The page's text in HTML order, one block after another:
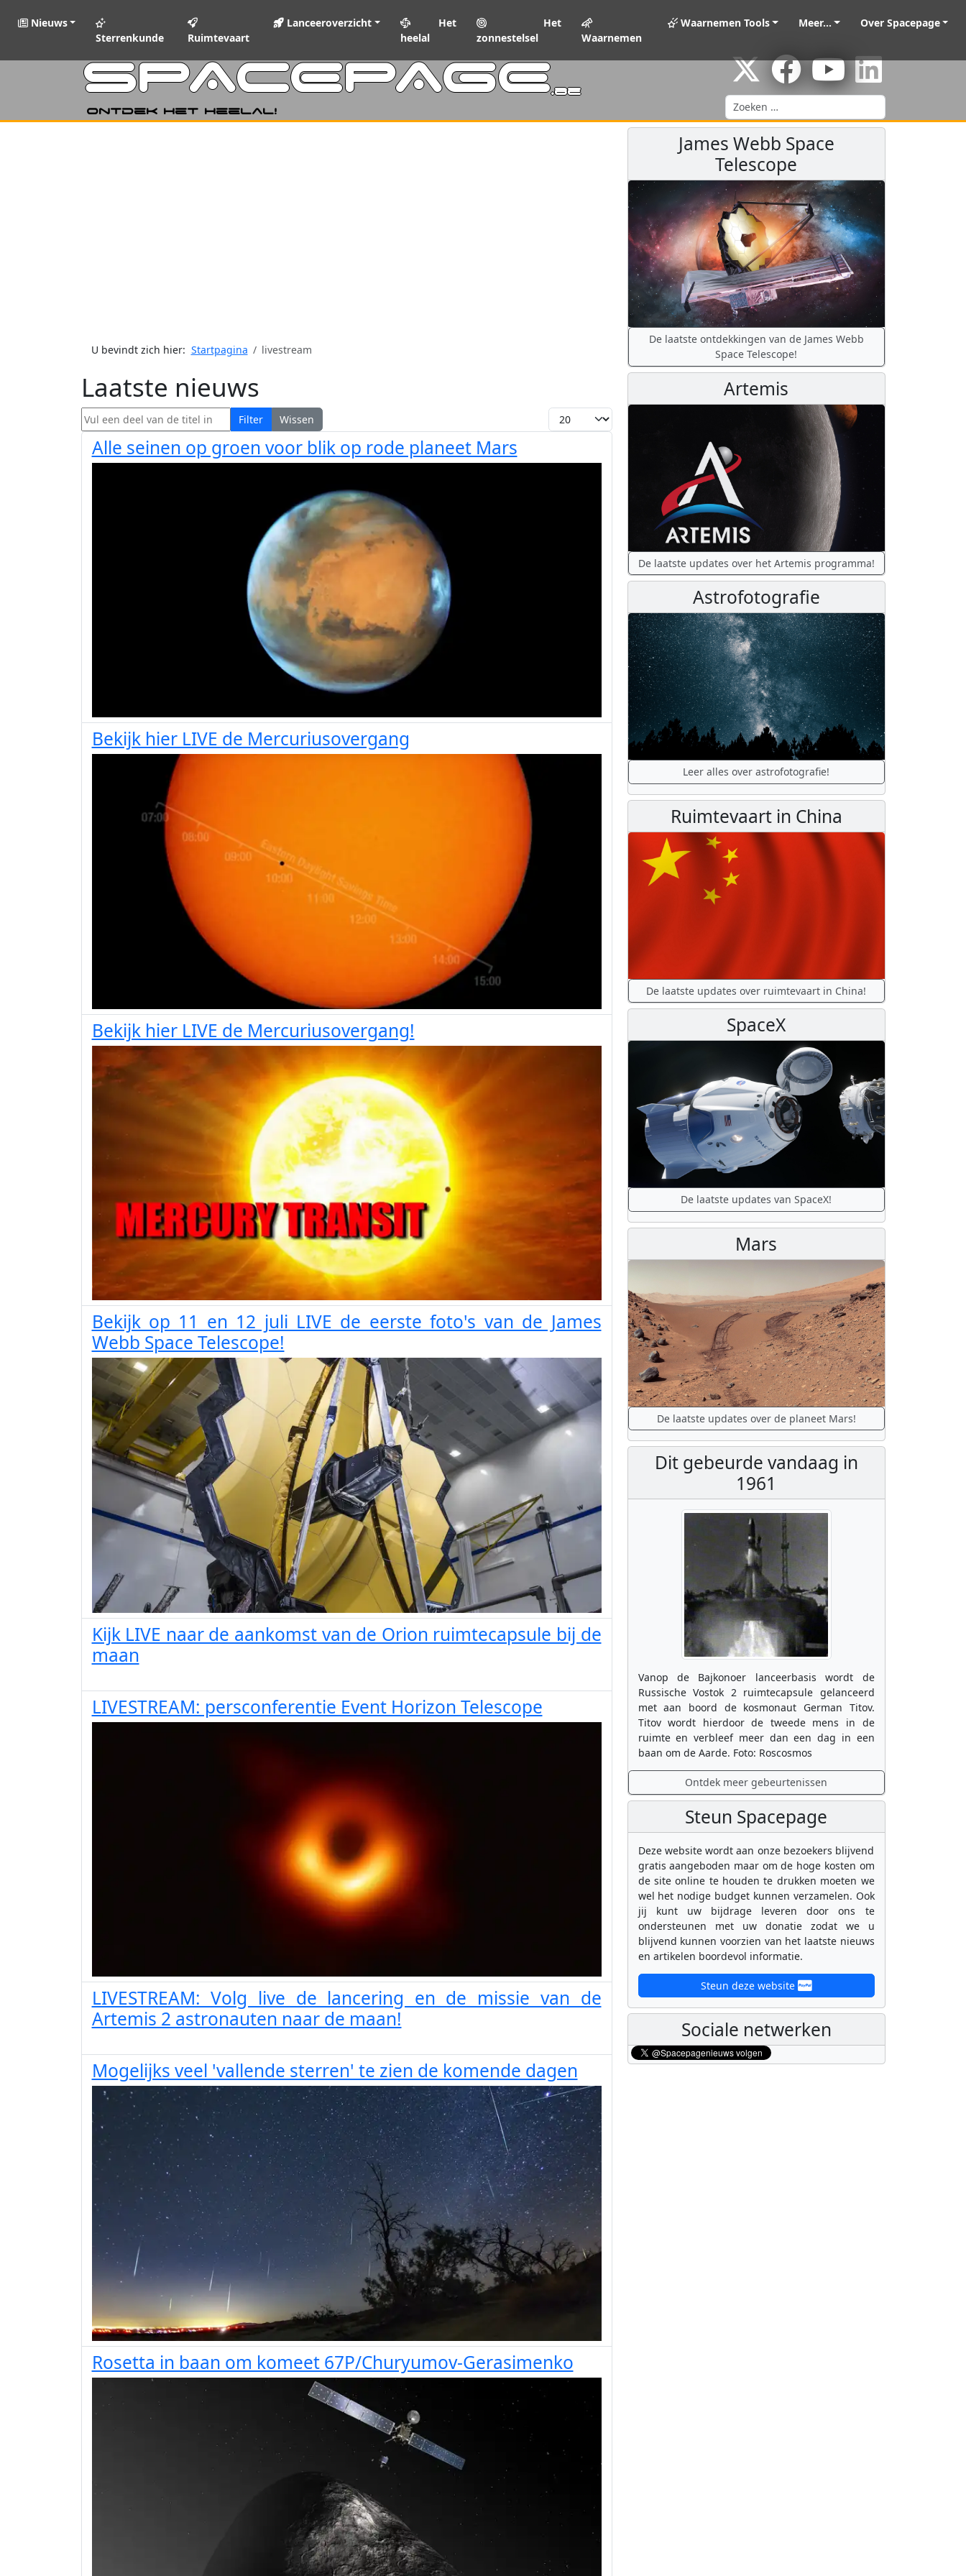
Nieuws
Sterrenkunde
Ruimtevaart
Lanceeroverzicht
Het
heelal
Het
zonnestelsel
Waarnemen
Waarnemen Tools Meer... Over Spacepage
SPACEPAGE.be
Ontdek het heelal!
Zoeken
U bevindt zich hier: Startpagina livestream
Laatste nieuws
Vul een deel van de titel in Filter Wissen Toon #
Alle seinen op groen voor blik op rode planeet Mars
Bekijk hier LIVE de Mercuriusovergang
Bekijk hier LIVE de Mercuriusovergang!
Bekijk op 11 en 12 juli LIVE de eerste foto's van de James
Webb Space Telescope!
Kijk LIVE naar de aankomst van de Orion ruimtecapsule bij de
maan
LIVESTREAM: persconferentie Event Horizon Telescope
LIVESTREAM: Volg live de lancering en de missie van de
Artemis 2 astronauten naar de maan!
Mogelijks veel 'vallende sterren' te zien de komende dagen
Rosetta in baan om komeet 67P/Churyumov-Gerasimenko
James Webb Space
Telescope
De laatste ontdekkingen van de James Webb
Space Telescope!
Artemis
De laatste updates over het Artemis programma!
Astrofotografie
Leer alles over astrofotografie!
Ruimtevaart in China
De laatste updates over ruimtevaart in China!
SpaceX
De laatste updates van SpaceX!
Mars
De laatste updates over de planeet Mars!
Dit gebeurde vandaag in
1961
Vanop de Bajkonoer lanceerbasis wordt de
Russische Vostok 2 ruimtecapsule gelanceerd
met aan boord de kosmonaut German Titov.
Titov wordt hierdoor de tweede mens in de
ruimte en verbleef meer dan een dag in een
baan om de Aarde. Foto: Roscosmos
Ontdek meer gebeurtenissen
Steun Spacepage
Deze website wordt aan onze bezoekers blijvend
gratis aangeboden maar om de hoge kosten om
de site online te houden te drukken moeten we
wel het nodige budget kunnen verzamelen. Ook
jij kunt uw bijdrage leveren door ons te
ondersteunen met uw donatie zodat we u
blijvend kunnen voorzien van het laatste nieuws
en artikelen boordevol informatie.
Steun deze website
Sociale netwerken